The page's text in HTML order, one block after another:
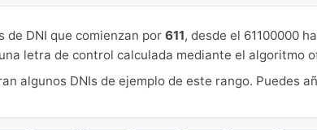
de DNI que comienzan por 611, desde el 61100000
letra de control calculada mediante el algoritmo
algunos DNIs de ejemplo de este rango. Puedes